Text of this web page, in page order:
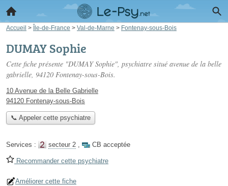
Accueil > Île-de-France > Val-de-Marne > Fontenay-sous-Bois
DUMAY Sophie
Cette fiche présente "DUMAY Sophie", psychiatre situé avenue de la belle
gabrielle, 94120 Fontenay-sous-Bois.
10 Avenue de la Belle Gabrielle
94120 Fontenay-sous-Bois
📞 Appeler cette psychiatre
Services : secteur 2 , CB acceptée
Recommander cette psychiatre
Améliorer cette fiche